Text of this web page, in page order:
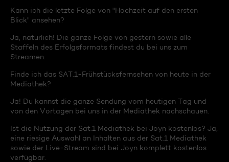
Kann ich die letzte Folge von "Hochzeit auf den ersten
Blick" ansehen?
Ja, natürlich! Die ganze Folge von gestern sowie alle
Staffeln des Erfolgsformats findest du bei uns zum
Streamen.
Finde ich das SAT.1-Frühstücksfernsehen von heute in der
Mediathek?
Ja! Du kannst die ganze Sendung vom heutigen Tag und
von den Vortagen bei uns in der Mediathek nachschauen.
Ist die Nutzung der Sat.1 Mediathek bei Joyn kostenlos? Ja,
eine riesige Auswahl an Inhalten aus der Sat.1 Mediathek
sowie der Live-Stream sind bei Joyn komplett kostenlos
verfügbar.